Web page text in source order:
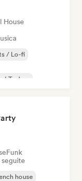
House
/ Lo-fi
Techno
Funk
house